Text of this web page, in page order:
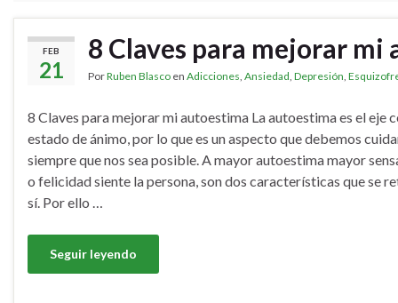
FEB
21
8 Claves para mejorar mi
PorRuben Blasco en Adicciones Ansiedad Depresión
8 Claves para mejorar mi autoestima La autoestima es el eje
estado de ánimo, por lo que es un aspecto que debemos
siempre que nos sea posible. A mayor autoestima mayor
o felicidad siente la persona, son dos características que se
sí. Por ello …
Seguir leyendo